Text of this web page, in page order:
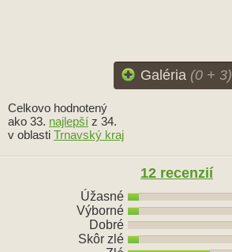
Galéria (0 + 3)
Celkovo hodnotený
ako 33. najlepší z 34.
v oblasti Trnavský kraj
12 recenzií
Úžasné
Výborné
Dobré
Skôr zlé